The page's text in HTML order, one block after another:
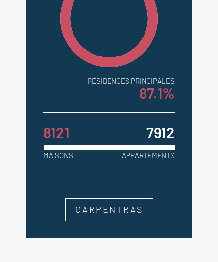
RÉSIDENCES PRINCIPALES
87.1%
8121 7912
MAISONS APPARTEMENTS
CARPENTRAS